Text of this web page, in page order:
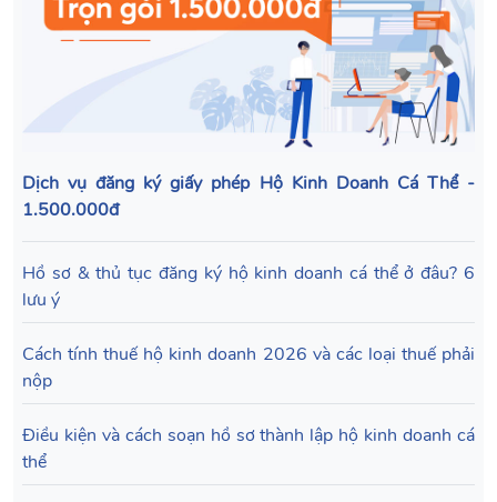
Dịch vụ đăng ký giấy phép Hộ Kinh Doanh Cá Thể -
1.500.000đ
Hồ sơ & thủ tục đăng ký hộ kinh doanh cá thể ở đâu? 6
lưu ý
Cách tính thuế hộ kinh doanh 2026 và các loại thuế phải
nộp
Điều kiện và cách soạn hồ sơ thành lập hộ kinh doanh cá
thể